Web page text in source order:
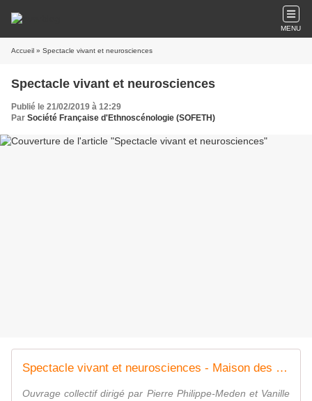
MENU
Accueil » Spectacle vivant et neurosciences
Spectacle vivant et neurosciences
Publié le 21/02/2019 à 12:29
Par Société Française d'Ethnoscénologie (SOFETH)
Spectacle vivant et neurosciences - Maison des Sciences de l'Homme Paris Nord
Ouvrage collectif dirigé par Pierre Philippe-Meden et Vanille